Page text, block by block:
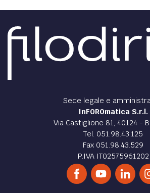
Sede legale e
InFOROmatica S.r.l.
Via Castiglione 81, 40124 -
Tel. 051.98.43.125
Fax 051.98.43.529
P.IVA IT02575961202